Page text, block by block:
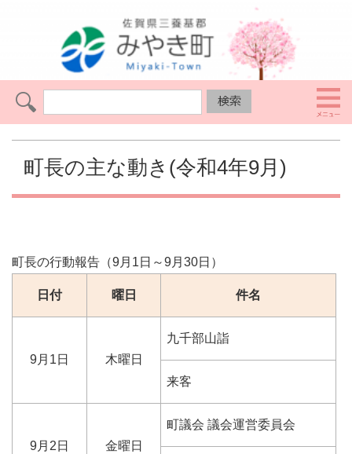
町長の主な動き(令和4年9月)
町長の行動報告（9月1日～9月30日）
日付 曜日 件名
9月1日 木曜日
九千部山詣
来客
9月2日 金曜日
町議会 議会運営委員会